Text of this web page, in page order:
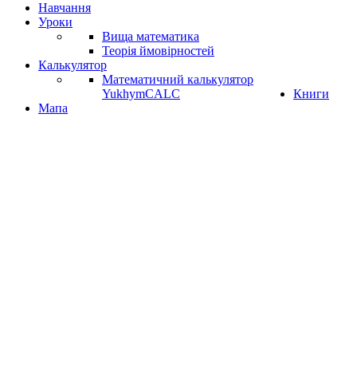
Навчання
Уроки
Вища математика
Теорія ймовірностей
Калькулятор
Математичний калькулятор
YukhymCALC
Книги
Мапа